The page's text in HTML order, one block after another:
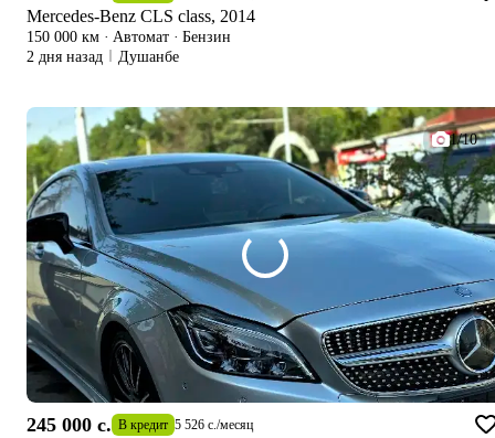
Mercedes-Benz CLS class, 2014
150 000 км · Автомат · Бензин
2 дня назад
Душанбе
1/10
245 000 c. В кредит 5 526 c./месяц